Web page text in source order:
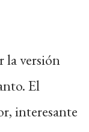
la versión
El
interesante